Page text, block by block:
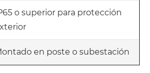
o superior para protección
en poste o subestación